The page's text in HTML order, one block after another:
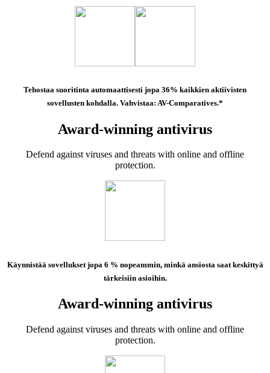
Tehostaa suoritinta automaattisesti jopa 36% kaikkien aktiivisten
sovellusten kohdalla. Vahvistaa: AV-Comparatives.*
Award-winning antivirus
Defend against viruses and threats with online and offline
protection.
Käynnistää sovellukset jopa 6 % nopeammin, minkä ansiosta saat keskittyä
tärkeisiin asioihin.
Award-winning antivirus
Defend against viruses and threats with online and offline
protection.